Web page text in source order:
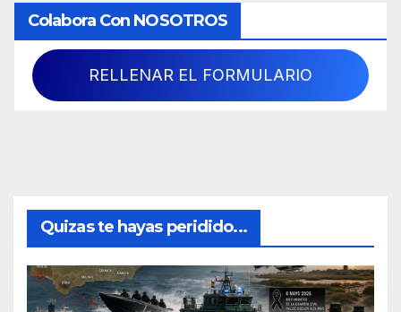
Colabora Con NOSOTROS
RELLENAR EL FORMULARIO
Quizas te hayas peridido...